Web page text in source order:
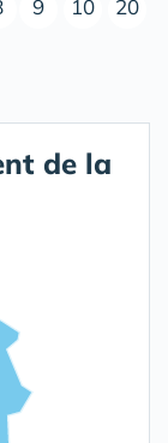
9 10
20
de la